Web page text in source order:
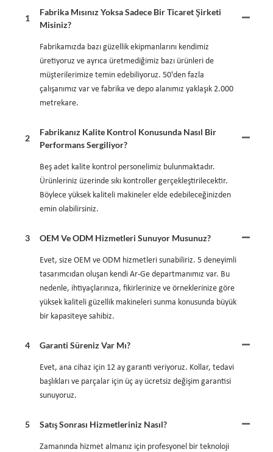
1
Fabrika Mısınız Yoksa Sadece Bir Ticaret Şirketi
Misiniz?
Fabrikamızda bazı güzellik ekipmanlarını kendimiz
üretiyoruz ve ayrıca üretmediğimiz bazı ürünleri de
müşterilerimize temin edebiliyoruz. 50'den fazla
çalışanımız var ve fabrika ve depo alanımız yaklaşık 2.000
metrekare.
2
Fabrikanız Kalite Kontrol Konusunda Nasıl Bir
Performans Sergiliyor?
Beş adet kalite kontrol personelimiz bulunmaktadır.
Ürünleriniz üzerinde sıkı kontroller gerçekleştirilecektir.
Böylece yüksek kaliteli makineler elde edebileceğinizden
emin olabilirsiniz.
3 OEM Ve ODM Hizmetleri Sunuyor Musunuz?
Evet, size OEM ve ODM hizmetleri sunabiliriz. 5 deneyimli
tasarımcıdan oluşan kendi Ar-Ge departmanımız var. Bu
nedenle, ihtiyaçlarınıza, fikirlerinize ve örneklerinize göre
yüksek kaliteli güzellik makineleri sunma konusunda büyük
bir kapasiteye sahibiz.
4 Garanti Süreniz Var Mı?
Evet, ana cihaz için 12 ay garanti veriyoruz. Kollar, tedavi
başlıkları ve parçalar için üç ay ücretsiz değişim garantisi
sunuyoruz.
5 Satış Sonrası Hizmetleriniz Nasıl?
Zamanında hizmet almanız için profesyonel bir teknoloji